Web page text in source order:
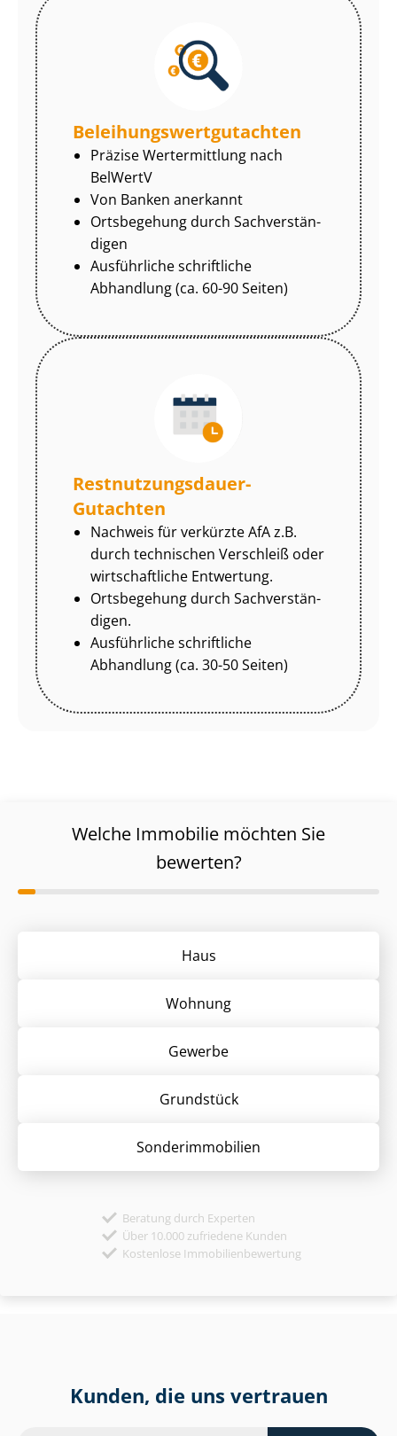
Be­lei­hungs­wert­gut­ach­ten
Präzise Wertermittlung nach
BelWertV
Von Banken anerkannt
Ortsbegehung durch Sach­ver­stän­
di­gen
Ausführliche schriftliche
Abhandlung (ca. 60-90 Seiten)
Rest­nut­zungs­dau­er-
Gutachten
Nachweis für verkürzte AfA z.B.
durch technischen Verschleiß oder
wirtschaftliche Entwertung.
Ortsbegehung durch Sach­ver­stän­
di­gen.
Ausführliche schriftliche
Abhandlung (ca. 30-50 Seiten)
Welche Immobilie möchten Sie
bewerten?
Haus
Wohnung
Gewerbe
Grund­stück
Sonder­immobilien
Beratung durch Experten
Über 10.000 zufriedene Kunden
Kostenlose Immobilienbewertung
Kunden, die uns vertrauen